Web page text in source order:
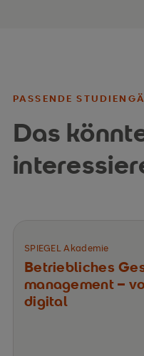
PASSENDE
Das
SPIEGEL Akademie
Betriebliches
management –
digital